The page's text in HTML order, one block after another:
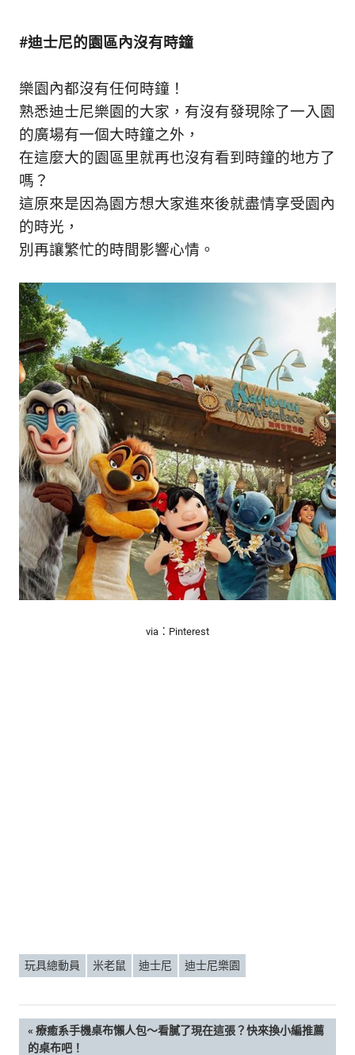
#迪士尼的園區內沒有時鐘
樂園內都沒有任何時鐘！
熟悉迪士尼樂園的大家，有沒有發現除了一入園
的廣場有一個大時鐘之外，
在這麼大的園區里就再也沒有看到時鐘的地方了
嗎？
這原來是因為園方想大家進來後就盡情享受園內
的時光，
別再讓繁忙的時間影響心情。
via：Pinterest
玩具總動員 米老鼠 迪士尼 迪士尼樂園
文PREVIOUS
POST:
療癒系手機桌布懶人包～看膩了現在這張？快來換小編推薦
的桌布吧！